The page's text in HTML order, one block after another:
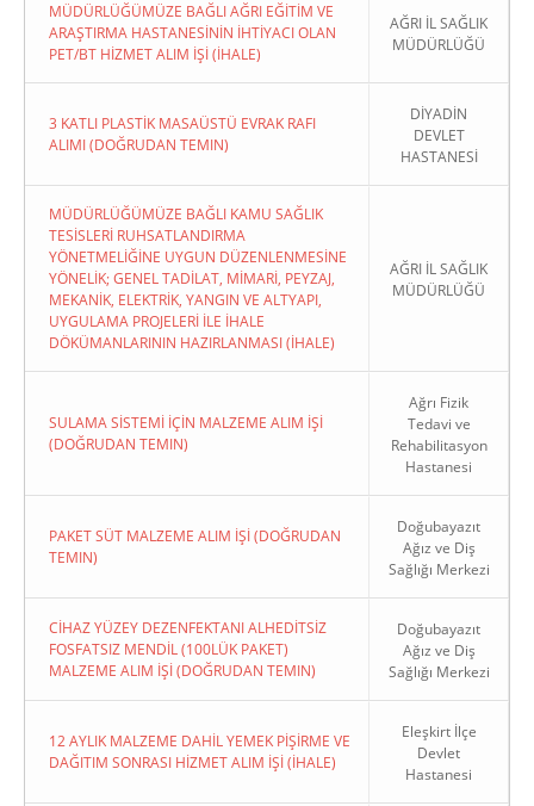
MÜDÜRLÜĞÜMÜZE BAĞLI AĞRI EĞİTİM VE
ARAŞTIRMA HASTANESİNİN İHTİYACI OLAN
PET/BT HİZMET ALIM İŞİ (İHALE)
AĞRI İL SAĞLIK
MÜDÜRLÜĞÜ
3 KATLI PLASTİK MASAÜSTÜ EVRAK RAFI
ALIMI (DOĞRUDAN TEMIN)
DİYADİN
DEVLET
HASTANESİ
MÜDÜRLÜĞÜMÜZE BAĞLI KAMU SAĞLIK
TESİSLERİ RUHSATLANDIRMA
YÖNETMELİĞİNE UYGUN DÜZENLENMESİNE
YÖNELİK; GENEL TADİLAT, MİMARİ, PEYZAJ,
MEKANİK, ELEKTRİK, YANGIN VE ALTYAPI,
UYGULAMA PROJELERİ İLE İHALE
DÖKÜMANLARININ HAZIRLANMASI (İHALE)
AĞRI İL SAĞLIK
MÜDÜRLÜĞÜ
SULAMA SİSTEMİ İÇİN MALZEME ALIM İŞİ
(DOĞRUDAN TEMIN)
Ağrı Fizik
Tedavi ve
Rehabilitasyon
Hastanesi
PAKET SÜT MALZEME ALIM İŞİ (DOĞRUDAN
TEMIN)
Doğubayazıt
Ağız ve Diş
Sağlığı Merkezi
CİHAZ YÜZEY DEZENFEKTANI ALHEDİTSİZ
FOSFATSIZ MENDİL (100LÜK PAKET)
MALZEME ALIM İŞİ (DOĞRUDAN TEMIN)
Doğubayazıt
Ağız ve Diş
Sağlığı Merkezi
12 AYLIK MALZEME DAHİL YEMEK PİŞİRME VE
DAĞITIM SONRASI HİZMET ALIM İŞİ (İHALE)
Eleşkirt İlçe
Devlet
Hastanesi